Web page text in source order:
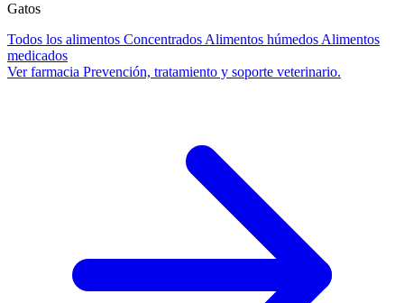
Gatos
Todos los alimentos Concentrados Alimentos húmedos Alimentos
medicados
Ver farmacia Prevención, tratamiento y soporte veterinario.